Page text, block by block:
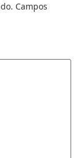
Campos